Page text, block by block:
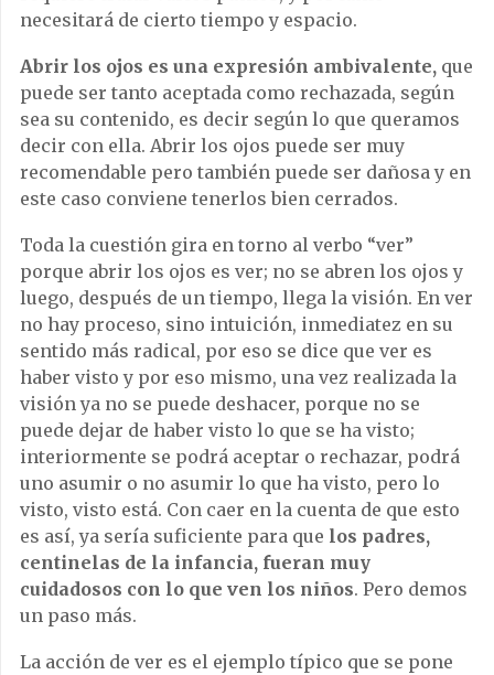
necesitará de cierto tiempo y espacio.
Abrir los ojos es una expresión ambivalente, que
puede ser tanto aceptada como rechazada, según
sea su contenido, es decir según lo que queramos
decir con ella. Abrir los ojos puede ser muy
recomendable pero también puede ser dañosa y en
este caso conviene tenerlos bien cerrados.
Toda la cuestión gira en torno al verbo “ver”
porque abrir los ojos es ver; no se abren los ojos y
luego, después de un tiempo, llega la visión. En ver
no hay proceso, sino intuición, inmediatez en su
sentido más radical, por eso se dice que ver es
haber visto y por eso mismo, una vez realizada la
visión ya no se puede deshacer, porque no se
puede dejar de haber visto lo que se ha visto;
interiormente se podrá aceptar o rechazar, podrá
uno asumir o no asumir lo que ha visto, pero lo
visto, visto está. Con caer en la cuenta de que esto
es así, ya sería suficiente para que los padres,
centinelas de la infancia, fueran muy
cuidadosos con lo que ven los niños. Pero demos
un paso más.
La acción de ver es el ejemplo típico que se pone